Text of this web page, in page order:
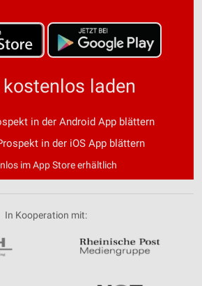
laden
in der Android App blättern
in der iOS App blättern
im App Store erhältlich
In Kooperation mit: